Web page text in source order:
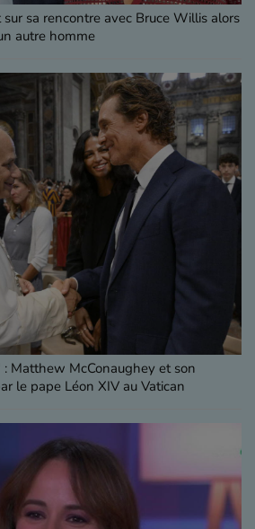
sa rencontre avec Bruce Willis alors
autre homme
: Matthew McConaughey et son
le pape Léon XIV au Vatican